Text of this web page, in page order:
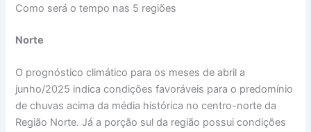
Como será o tempo nas 5 regiões
Norte
O prognóstico climático para os meses de abril a
junho/2025 indica condições favoráveis para o predomínio
de chuvas acima da média histórica no centro-norte da
Região Norte. Já a porção sul da região possui condições